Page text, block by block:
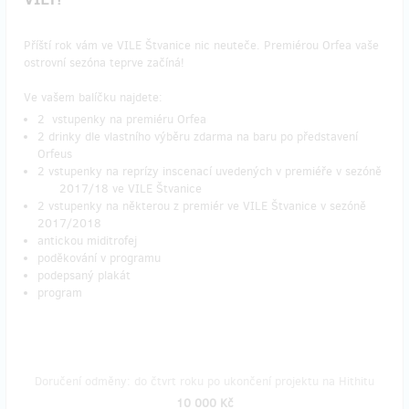
Příští rok vám ve VILE Štvanice nic neuteče. Premiérou Orfea vaše
ostrovní sezóna teprve začíná!
Ve vašem balíčku najdete:
2 vstupenky na premiéru Orfea
2 drinky dle vlastního výběru zdarma na baru po představení
Orfeus
2 vstupenky na reprízy inscenací uvedených v premiéře v sezóně
2017/18 ve VILE Štvanice
2 vstupenky na některou z premiér ve VILE Štvanice v sezóně
2017/2018
antickou miditrofej
poděkování v programu
podepsaný plakát
program
10 000 Kč